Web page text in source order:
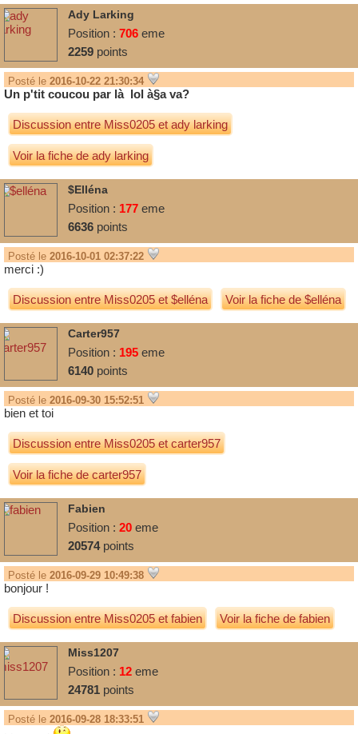
Ady Larking
Position : 706 eme
2259 points
Posté le 2016-10-22 21:30:34
Un p'tit coucou par là lol à§a va?
Discussion entreMiss0205etady larking
Voir la fiche de ady larking
$elléna
Position : 177 eme
6636 points
Posté le 2016-10-01 02:37:22
merci :)
Discussion entreMiss0205et$elléna Voir la fiche de $elléna
Carter957
Position : 195 eme
6140 points
Posté le 2016-09-30 15:52:51
bien et toi
Discussion entreMiss0205etcarter957
Voir la fiche de carter957
Fabien
Position : 20 eme
20574points
Posté le 2016-09-29 10:49:38
bonjour !
Discussion entreMiss0205etfabien Voir la fiche de fabien
Miss1207
Position : 12 eme
24781 points
Posté le 2016-09-28 18:33:51